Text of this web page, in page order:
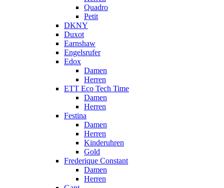
Quadro
Petit
DKNY
Duxot
Earnshaw
Engelsrufer
Edox
Damen
Herren
ETT Eco Tech Time
Damen
Herren
Festina
Damen
Herren
Kinderuhren
Gold
Frederique Constant
Damen
Herren